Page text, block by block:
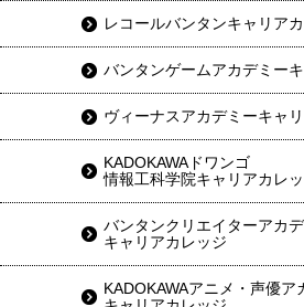
レコールバンタンキャリア
バンタンゲームアカデミー
ヴィーナスアカデミーキャ
KADOKAWAドワンゴ
情報工科学院キャリアカレ
バンタンクリエイターアカ
キャリアカレッジ
KADOKAWAアニメ・声優ア